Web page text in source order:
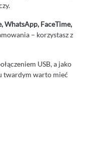
WhatsApp, FaceTime,
– korzystasz z
USB, a jako
twardym warto mieć